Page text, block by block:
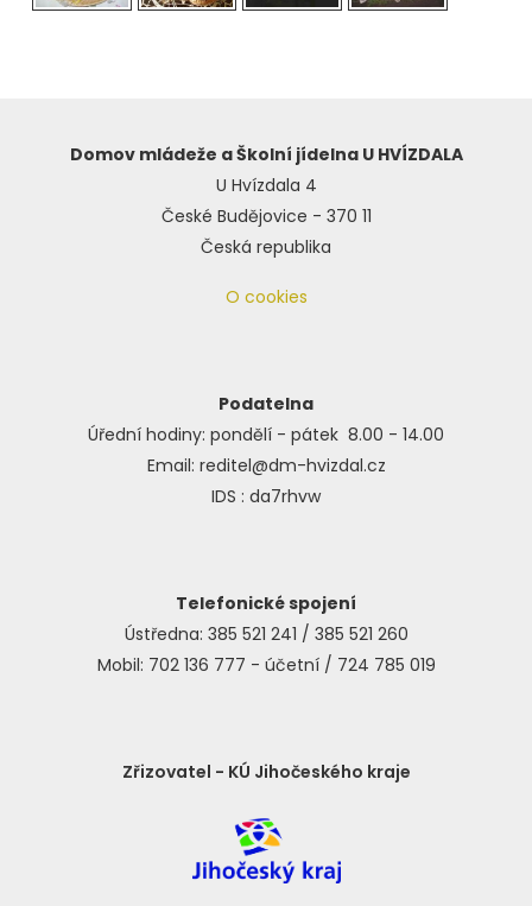
Domov mládeže a Školní jídelna U HVÍZDALA
U Hvízdala 4
České Budějovice - 370 11
Česká republika
O cookies
Podatelna
Úřední hodiny: pondělí - pátek 8.00 - 14.00
Email: reditel@dm-hvizdal.cz
IDS : da7rhvw
Telefonické spojení
Ústředna: 385 521 241 / 385 521 260
Mobil: 702 136 777 - účetní / 724 785 019
Zřizovatel - KÚ Jihočeského kraje